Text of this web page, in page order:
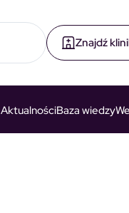
Znajdź
AktualnościBaza wiedzy